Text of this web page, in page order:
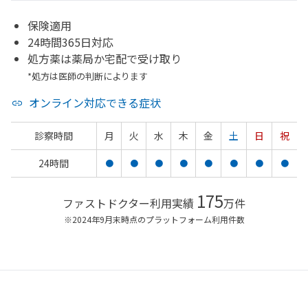
保険適用
24時間365日対応
処方薬は薬局か宅配で受け取り
*処方は医師の判断によります
オンライン対応できる症状
診察時間 月 火 水 木 金 土 日
祝
24時間
● ● ● ● ● ● ● ●
ファストドクター利用実績 175万件
※2024年9月末時点のプラットフォーム利用件数